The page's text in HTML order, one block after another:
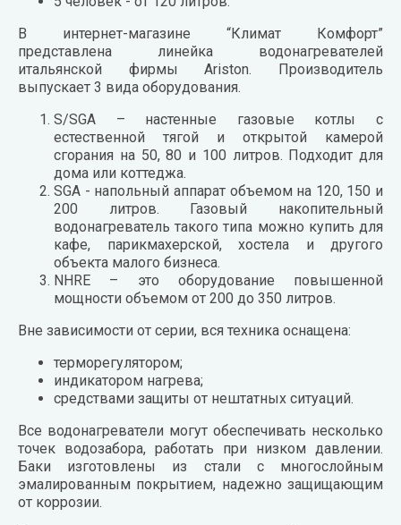
В интернет-магазине “Климат Комфорт”
представлена линейка водонагревателей
итальянской фирмы Ariston. Производитель
выпускает 3 вида оборудования.
S/SGA – настенные газовые котлы с
естественной тягой и открытой камерой
сгорания на 50, 80 и 100 литров. Подходит для
дома или коттеджа.
SGA - напольный аппарат объемом на 120, 150 и
200 литров. Газовый накопительный
водонагреватель такого типа можно купить для
кафе, парикмахерской, хостела и другого
объекта малого бизнеса.
NHRE – это оборудование повышенной
мощности объемом от 200 до 350 литров.
Вне зависимости от серии, вся техника оснащена:
терморегулятором;
индикатором нагрева;
средствами защиты от нештатных ситуаций.
Все водонагреватели могут обеспечивать несколько
точек водозабора, работать при низком давлении.
Баки изготовлены из стали с многослойным
эмалированным покрытием, надежно защищающим
от коррозии.